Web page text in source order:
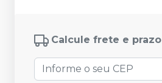
Calcule frete e prazo